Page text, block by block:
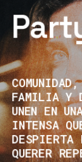
FAMILIA Y
UNEN EN
INTENSA
DESPIERTA
QUERER